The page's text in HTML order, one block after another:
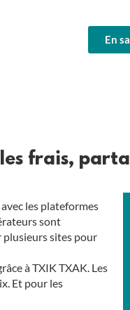
En
frais,
les plateformes
sont
plusieurs sites pour
à TXIK TXAK. Les
Et pour les